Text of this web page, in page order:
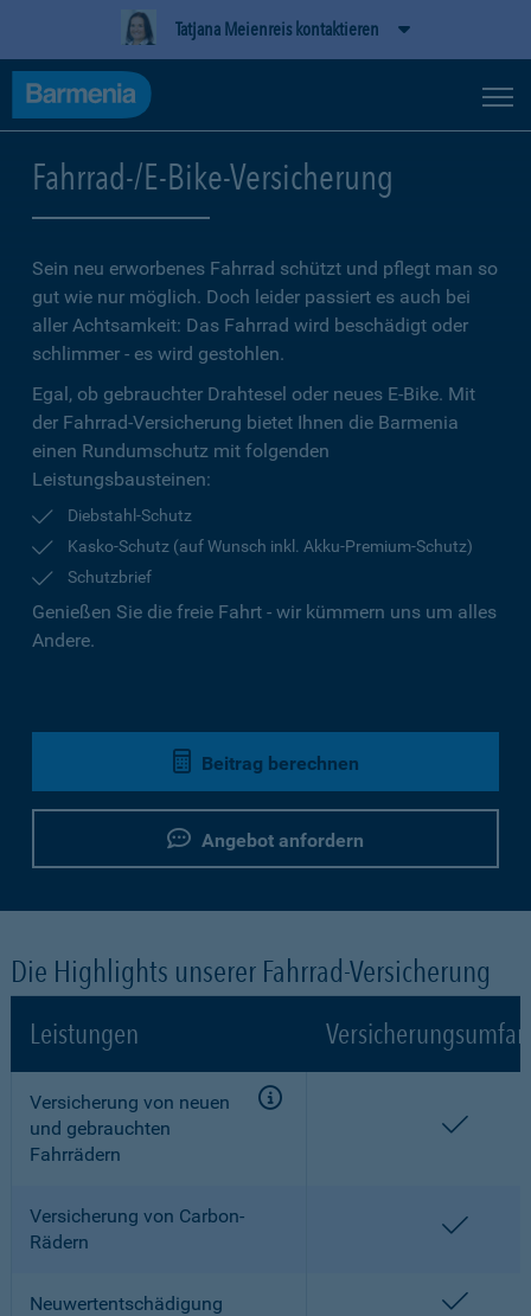
Tatjana Meienreis kontaktieren
Fahrrad-/E-Bike-Versicherung
Sein neu erworbenes Fahrrad schützt und pflegt man so
gut wie nur möglich. Doch leider passiert es auch bei
aller Achtsamkeit: Das Fahrrad wird beschädigt oder
schlimmer - es wird gestohlen.
Egal, ob gebrauchter Drahtesel oder neues E-Bike. Mit
der Fahrrad-Versicherung bietet Ihnen die Barmenia
einen Rundumschutz mit folgenden
Leistungsbausteinen:
Diebstahl-Schutz
Kasko-Schutz (auf Wunsch inkl. Akku-Premium-Schutz)
Schutzbrief
Genießen Sie die freie Fahrt - wir kümmern uns um alles
Andere.
Beitrag berechnen
Angebot anfordern
Die Highlights unserer Fahrrad-Versicherung
Leistungen
Versicherung von neuen
und gebrauchten
Fahrrädern
Versicherung von Carbon-
Rädern
Neuwertentschädigung